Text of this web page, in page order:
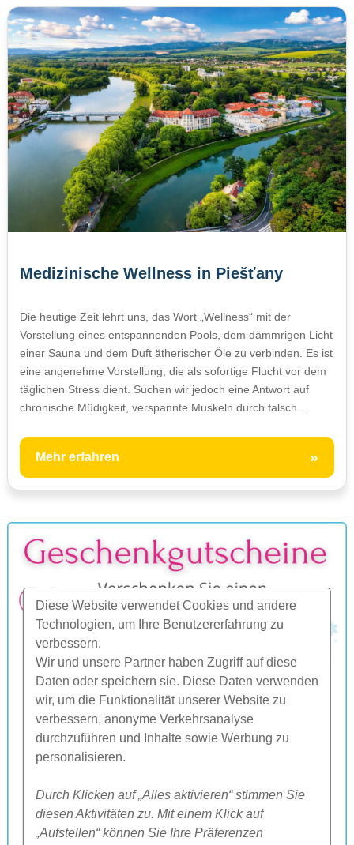
Diese Website verwendet Cookies und andere
Technologien, um Ihre Benutzererfahrung zu
verbessern.
Wir und unsere Partner haben Zugriff auf diese
Daten oder speichern sie. Diese Daten verwenden
wir, um die Funktionalität unserer Website zu
verbessern, anonyme Verkehrsanalyse
durchzuführen und Inhalte sowie Werbung zu
personalisieren.
Durch Klicken auf „Alles aktivieren“ stimmen Sie
diesen Aktivitäten zu. Mit einem Klick auf
„Aufstellen“ können Sie Ihre Präferenzen
Medizinische Wellness in Piešťany
Die heutige Zeit lehrt uns, das Wort „Wellness“ mit der
Vorstellung eines entspannenden Pools, dem dämmrigen Licht
einer Sauna und dem Duft ätherischer Öle zu verbinden. Es ist
eine angenehme Vorstellung, die als sofortige Flucht vor dem
täglichen Stress dient. Suchen wir jedoch eine Antwort auf
chronische Müdigkeit, verspannte Muskeln durch falsch...
Mehr erfahren »